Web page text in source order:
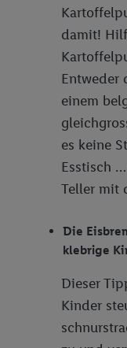
damit!
Entweder
einem
es keine
Esstisch
Teller mit
Die
klebrige
Dieser
Kinder